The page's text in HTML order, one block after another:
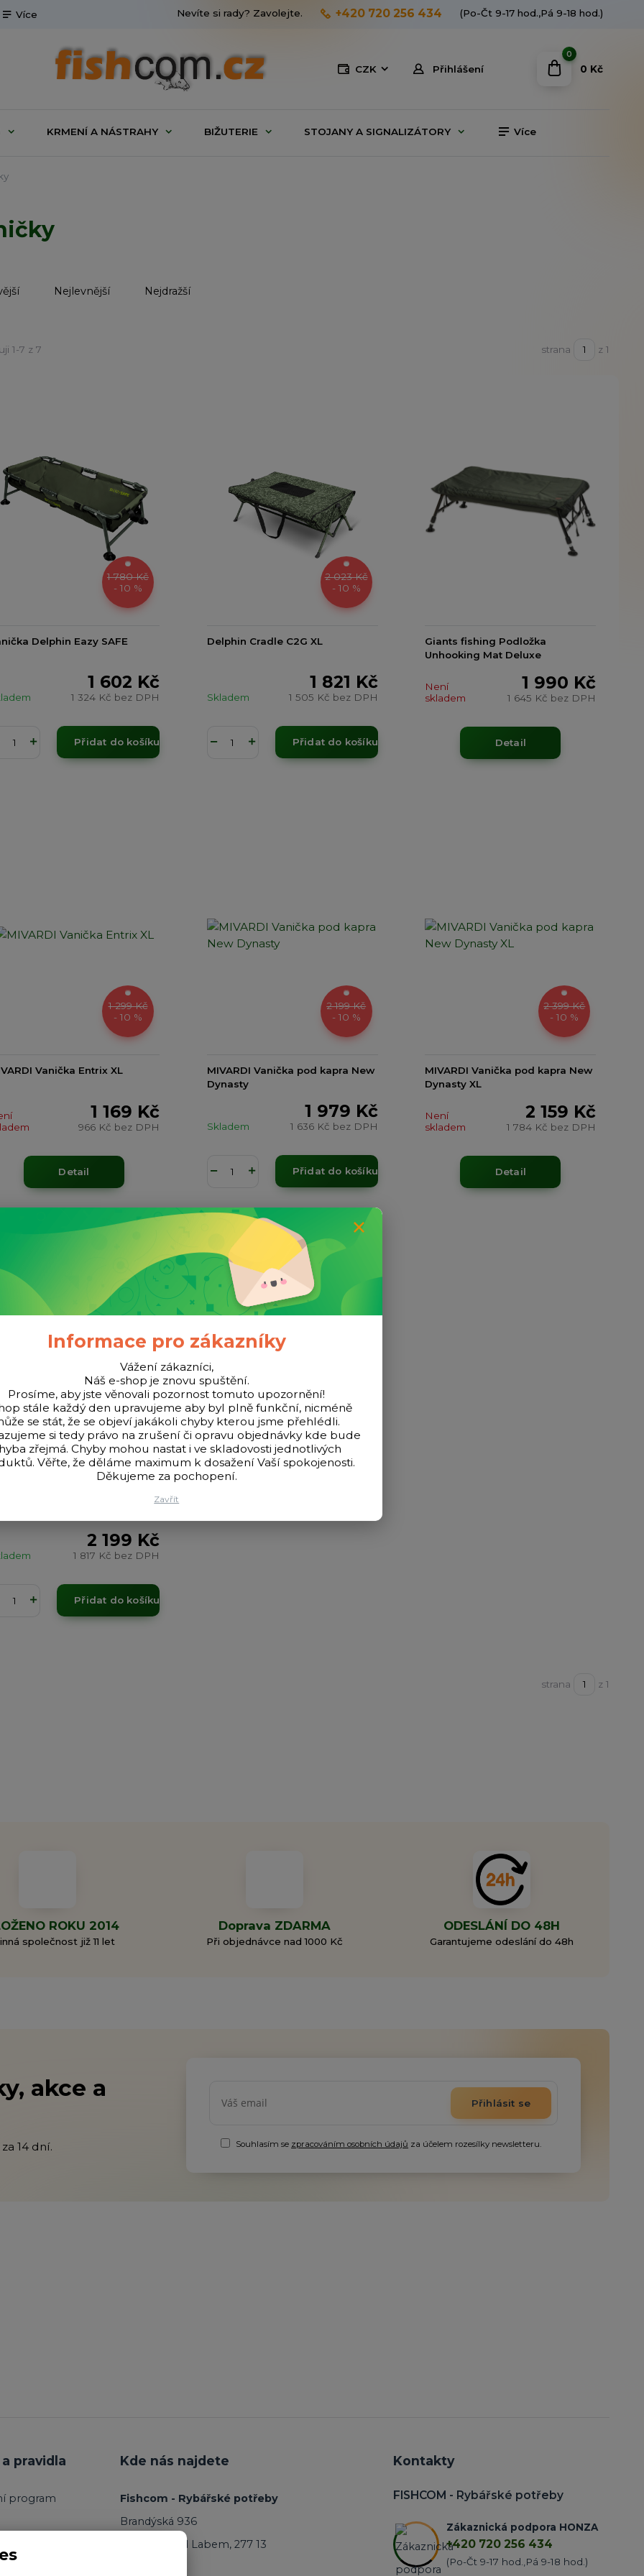
Více
CZK Přihlášení
Nevíte si rady? Zavolejte. +420 720 256 434 (Po-Čt 9-17 hod.,Pá 9-18 hod.)
0
0 Kč
KRMENÍ A NÁSTRAHY BIŽUTERIE STOJANY A SIGNALIZÁTORY Více
Nejlevnější Nejdražší
1-7 z 7 strana z 1
1 780 Kč
- 10 %
Delphin Eazy SAFE
1 602 Kč
1 324 Kč bez DPH
Přidat do košíku
2 023 Kč
- 10 %
Delphin Cradle C2G XL
1 821 Kč
1 505 Kč bez DPH
Skladem
Přidat do košíku
Giants fishing Podložka
Unhooking Mat Deluxe
1 990 Kč
1 645 Kč bez DPH
Není
skladem
Detail
1 299 Kč
- 10 %
Vanička Entrix XL
1 169 Kč
966 Kč bez DPH
Detail
2 199 Kč
- 10 %
MIVARDI Vanička pod kapra New
Dynasty
1 979 Kč
1 636 Kč bez DPH
Skladem
Přidat do košíku
2 399 Kč
- 10 %
MIVARDI Vanička pod kapra New
Dynasty XL
2 159 Kč
1 784 Kč bez DPH
Není
skladem
Detail
2 199 Kč
1 817 Kč bez DPH
Přidat do košíku
strana z 1
ROKU 2014
společnost již 11 let
Doprava ZDARMA
Při objednávce nad 1000 Kč
ODESLÁNÍ DO 48H
Garantujeme odeslání do 48h
akce a
14 dní.
Přihlásit se
Souhlasím se zpracováním osobních údajů za účelem rozesílky newsletteru.
pravidla
program
Kde nás najdete
Fishcom - Rybářské potřeby
Brandýská 936
Kostelec nad Labem, 277 13
Kontakty
FISHCOM - Rybářské potřeby
Zákaznická podpora HONZA
+420 720 256 434
(Po-Čt 9-17 hod.,Pá 9-18 hod.)
Informace pro zákazníky
Vážení zákazníci,
Náš e-shop je znovu spuštění.
Prosíme, aby jste věnovali pozornost tomuto upozornění!
stále každý den upravujeme aby byl plně funkční, nicméně
se stát, že se objeví jakákoli chyby kterou jsme přehlédli.
si tedy právo na zrušení či opravu objednávky kde bude
zřejmá. Chyby mohou nastat i ve skladovosti jednotlivých
Věřte, že děláme maximum k dosažení Vaší spokojenosti.
Děkujeme za pochopení.
Zavřít